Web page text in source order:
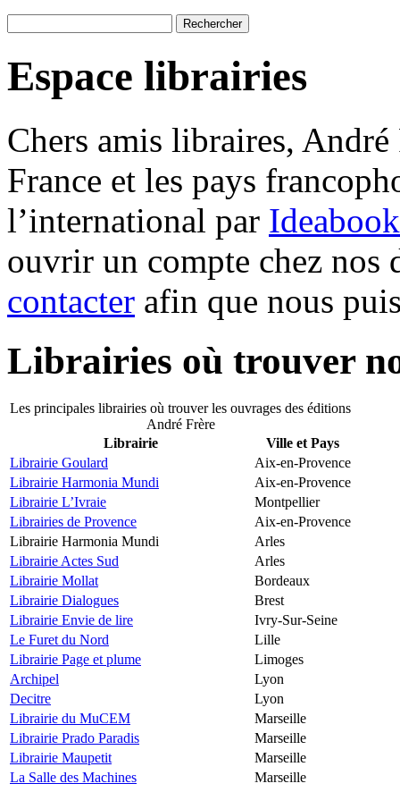
Espace librairies
Chers amis libraires,
France et les pays
l’international par
ouvrir un compte chez nos
contacter afin que nous
Librairies où trouver
Les principales librairies où trouver les ouvrages des éditions
André Frère
Librairie
Ville et Pays
Librairie Goulard
Aix-en-Provence
Librairie Harmonia Mundi
Aix-en-Provence
Librairie L’Ivraie
Montpellier
Librairies de Provence
Aix-en-Provence
Librairie Harmonia Mundi
Arles
Librairie Actes Sud
Arles
Librairie Mollat
Bordeaux
Librairie Dialogues
Brest
Librairie Envie de lire
Ivry-Sur-Seine
Le Furet du Nord
Lille
Librairie Page et plume
Limoges
Archipel
Lyon
Decitre
Lyon
Librairie du MuCEM
Marseille
Librairie Prado Paradis
Marseille
Librairie Maupetit
Marseille
La Salle des Machines
Marseille